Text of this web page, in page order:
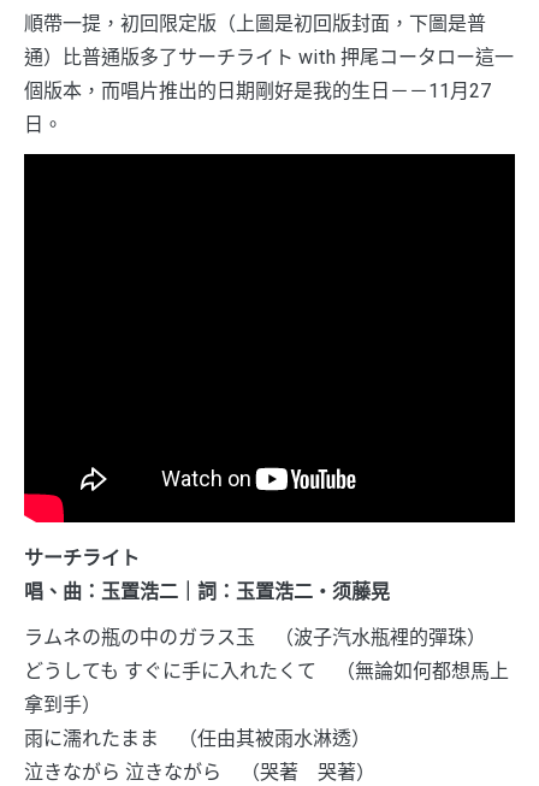
順帶一提，初回限定版（上圖是初回版封面，下圖是普
通）比普通版多了サーチライト with 押尾コータロー這一
個版本，而唱片推出的日期剛好是我的生日－－11月27
日。
サーチライト
唱、曲：玉置浩二｜詞：玉置浩二・须藤晃
ラムネの瓶の中のガラス玉 （波子汽水瓶裡的彈珠）
どうしても すぐに手に入れたくて （無論如何都想馬上
拿到手）
雨に濡れたまま （任由其被雨水淋透）
泣きながら 泣きながら （哭著 哭著）